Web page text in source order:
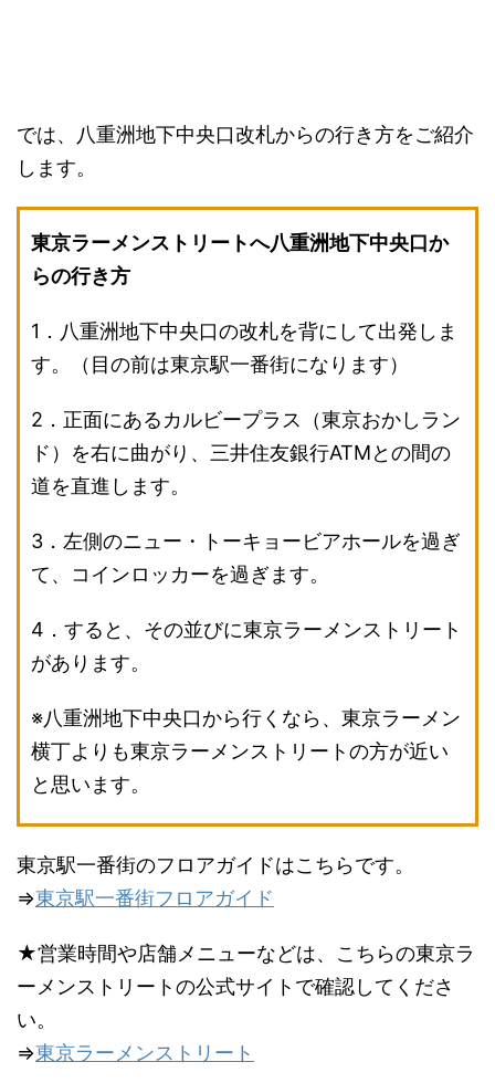
では、八重洲地下中央口改札からの行き方をご紹介
します。
東京ラーメンストリートへ八重洲地下中央口か
らの行き方
1．八重洲地下中央口の改札を背にして出発しま
す。（目の前は東京駅一番街になります）
2．正面にあるカルビープラス（東京おかしラン
ド）を右に曲がり、三井住友銀行ATMとの間の
道を直進します。
3．左側のニュー・トーキョービアホールを過ぎ
て、コインロッカーを過ぎます。
4．すると、その並びに東京ラーメンストリート
があります。
※八重洲地下中央口から行くなら、東京ラーメン
横丁よりも東京ラーメンストリートの方が近い
と思います。
東京駅一番街のフロアガイドはこちらです。
⇒東京駅一番街フロアガイド
★営業時間や店舗メニューなどは、こちらの東京ラ
ーメンストリートの公式サイトで確認してくださ
い。
⇒東京ラーメンストリート